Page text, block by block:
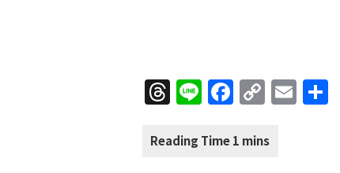
T
h
re
Li
n
e
F
a
c
C
o
p
E
m
分